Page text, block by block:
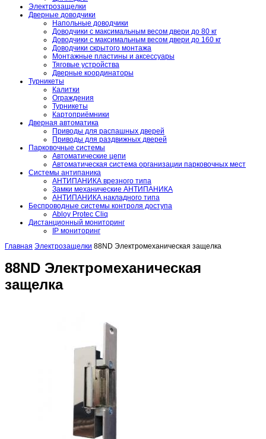
Электрозащелки
Дверные доводчики
Напольные доводчики
Доводчики с максимальным весом двери до 80 кг
Доводчики с максимальным весом двери до 160 кг
Доводчики скрытого монтажа
Монтажные пластины и аксессуары
Тяговые устройства
Дверные координаторы
Турникеты
Калитки
Ограждения
Турникеты
Картоприёмники
Дверная автоматика
Приводы для распашных дверей
Приводы для раздвижных дверей
Парковочные системы
Автоматические цепи
Автоматическая система организации парковочных мест
Системы антипаника
АНТИПАНИКА врезного типа
Замки механические АНТИПАНИКА
АНТИПАНИКА накладного типа
Беспроводные системы контроля доступа
Abloy Protec Cliq
Дистанционный мониторинг
IP мониторинг
Главная Электрозащелки 88ND Электромеханическая защелка
88ND Электромеханическая
защелка